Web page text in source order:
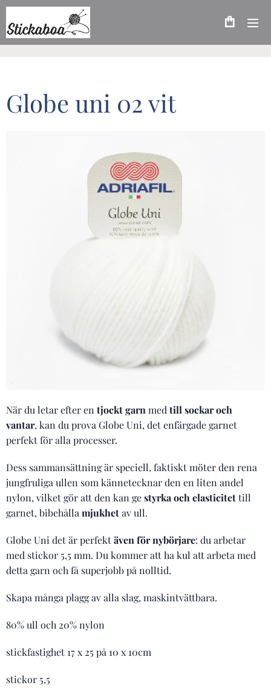
Globe uni 02 vit
När du letar efter en tjockt garn med till sockar och
vantar, kan du prova Globe Uni, det enfärgade garnet
perfekt för alla processer.
Dess sammansättning är speciell, faktiskt möter den rena
jungfruliga ullen som kännetecknar den en liten andel
nylon, vilket gör att den kan gestyrka och elasticitettill
garnet, bibehålla mjukhetav ull.
Globe Uni det är perfektäven för nybörjare: du arbetar
med stickor 5,5 mm. Du kommer att ha kul att arbeta med
detta garn och få superjobb på nolltid.
Skapa många plagg av alla slag, maskintvättbara.
80% ull och 20% nylon
stickfastighet 17 x 25 på 10 x 10cm
stickor 5,5